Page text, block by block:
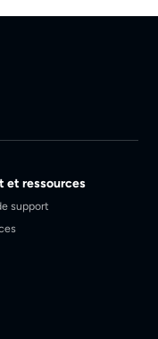
et ressources
support